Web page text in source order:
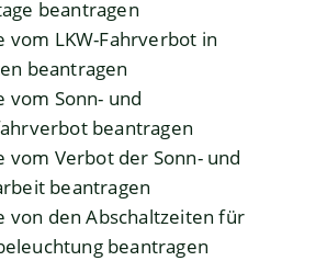
beantragen
vom LKW-Fahrverbot in
beantragen
vom Sonn- und
beantragen
vom Verbot der Sonn- und
beantragen
von den Abschaltzeiten für
beantragen